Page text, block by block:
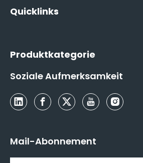
Quicklinks
Produktkategorie
Soziale Aufmerksamkeit
Mail-Abonnement